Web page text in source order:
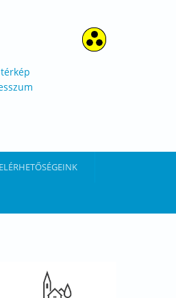
ELÉRHETŐSÉGEINK